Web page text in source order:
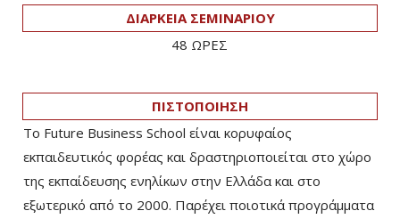
ΔΙΑΡΚΕΙΑ ΣΕΜΙΝΑΡΙΟΥ
48 ΩΡΕΣ
ΠΙΣΤΟΠΟΙΗΣΗ
Το Future Business School είναι κορυφαίος
εκπαιδευτικός φορέας και δραστηριοποιείται στο χώρο
της εκπαίδευσης ενηλίκων στην Ελλάδα και στο
εξωτερικό από το 2000. Παρέχει ποιοτικά προγράμματα